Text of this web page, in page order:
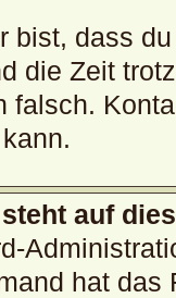
bist, dass
die Zeit
falsch.
auf
hat